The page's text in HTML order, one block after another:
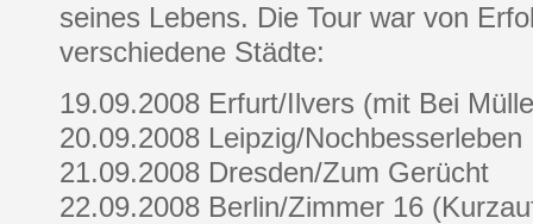
seines Lebens. Die Tour war von
verschiedene Städte:
19.09.2008 Erfurt/Ilvers (mit Bei
20.09.2008 Leipzig/Nochbesserleben
21.09.2008 Dresden/Zum Gerücht
22.09.2008 Berlin/Zimmer 16